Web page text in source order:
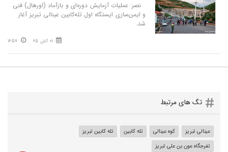
نصر: عملیات آزمایش دوره‌ای و بازآماد (اورهال) فنی
و ایمن‌سازی ایستگاه اول تله‌کابین عینالی تبریز آغاز
شد.
01 آبان 25 16:57
تگ های مرتبط
عینالی تبریز کوه عینالی تله کابین
تله کابین تبریز
تفرجگاه عون بن علی تبریز